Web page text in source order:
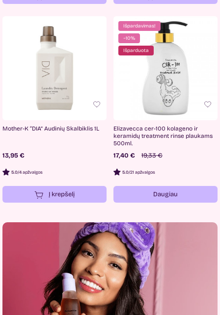
Mother-K “DIA” Audinių Skalbiklis 1L
13,95 €
5.0/4 apžvalgos
Į krepšelį
Išpardavimas!
−10%
Išparduota
Elizavecca cer-100 kolageno ir
keramidų treatment rinse plaukams
500ml.
17,40 € 19,33 €
5.0/21 apžvalgos
Daugiau